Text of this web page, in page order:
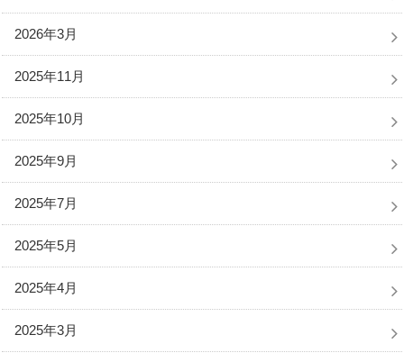
2026年3月
2025年11月
2025年10月
2025年9月
2025年7月
2025年5月
2025年4月
2025年3月